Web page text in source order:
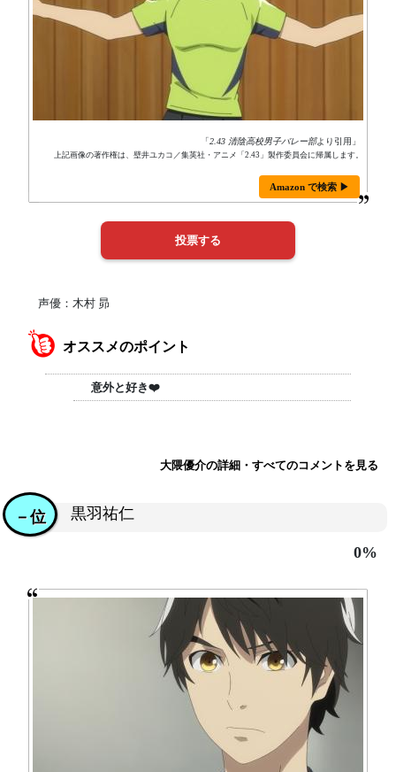
「2.43 清陰高校男子バレー部より引用」
上記画像の著作権は、壁井ユカコ／集英社・アニメ「2.43」製作委員会に帰属します。
Amazon で検索 ▶
声優：木村 昴
オススメのポイント
意外と好き❤️
大隈優介の詳細・すべてのコメントを見る
黒羽祐仁
－位
0%